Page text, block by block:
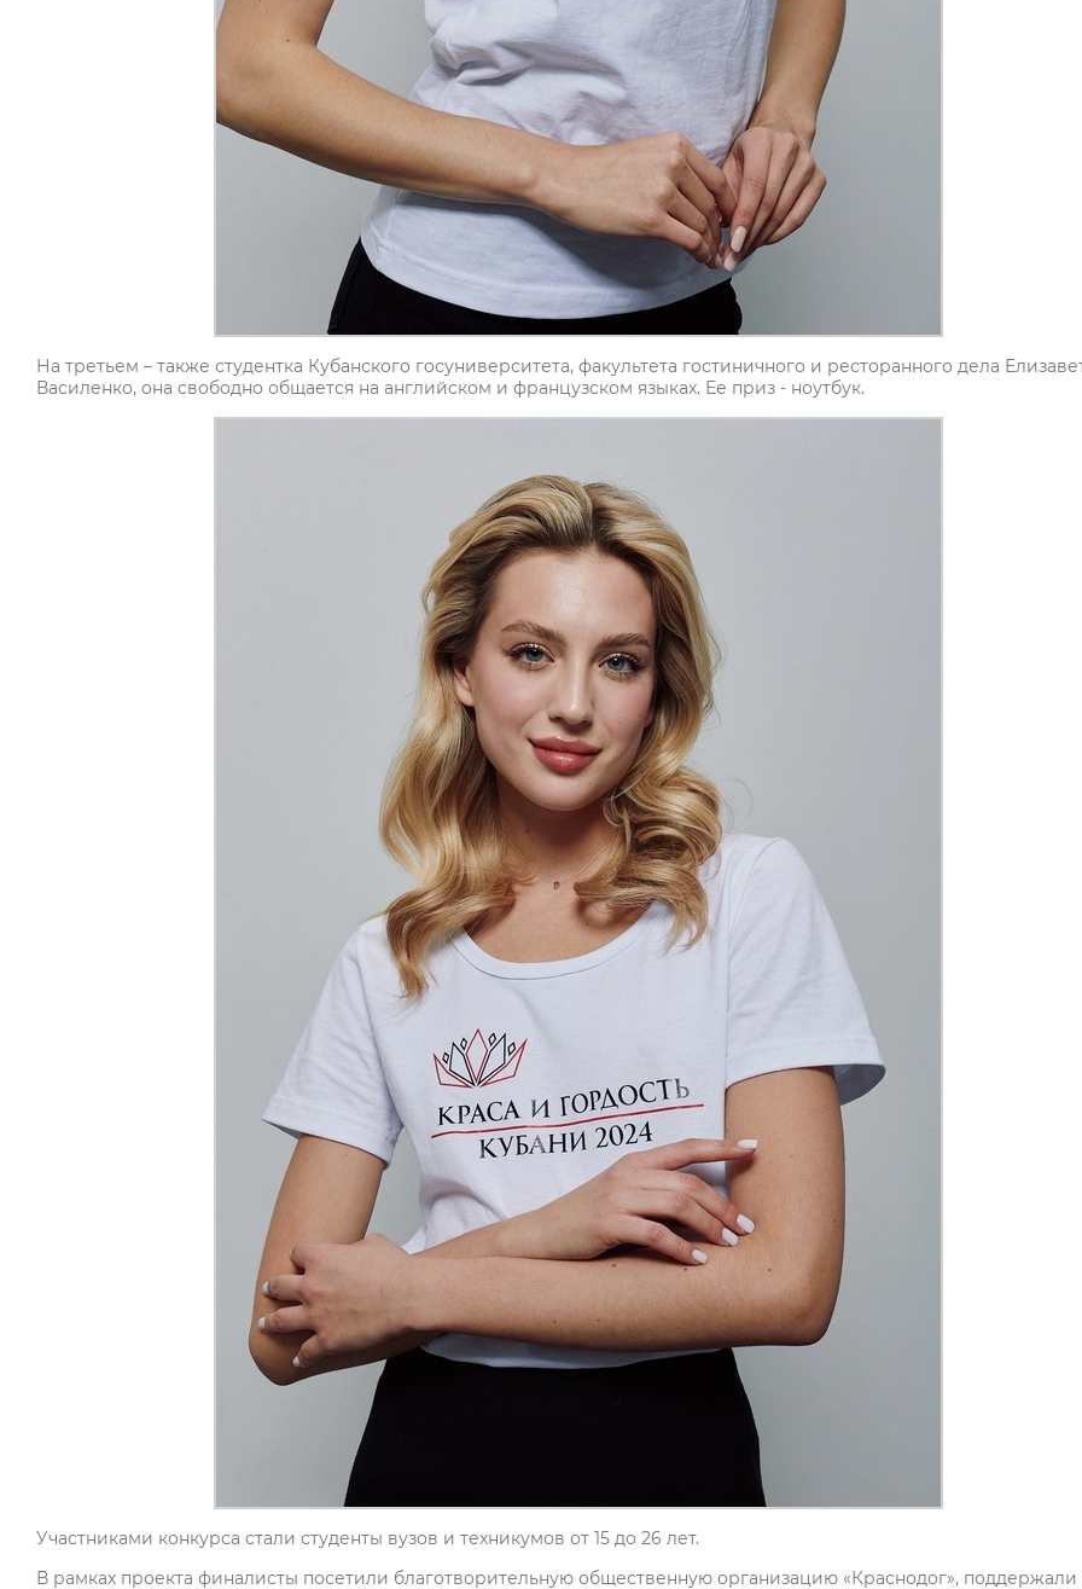
На третьем – также студентка Кубанского госуниверситета, факультета гостиничного и ресторанного дела
Василенко, она свободно общается на английском и французском языках. Ее приз - ноутбук.
Участниками конкурса стали студенты вузов и техникумов от 15 до 26 лет.
В рамках проекта финалисты посетили благотворительную общественную организацию «Краснодог», поддержали